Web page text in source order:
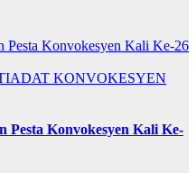
KONVOKESYEN
Pesta Konvokesyen Kali Ke-